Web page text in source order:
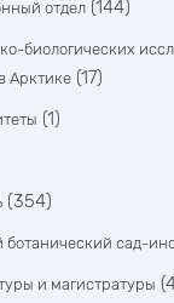
отдел (144)
биологических
Арктике (17)
(1)
(354)
сад-
и магистратуры